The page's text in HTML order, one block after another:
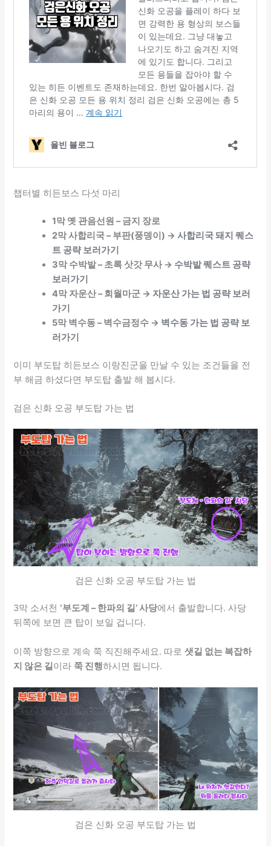
챕터별 히든보스 다섯 마리
1막 옛 관음선원 – 금지 장로
2막 사합리국 – 부판(풍뎅이) →사합리국 돼지 퀘스
트 공략 보러가기
3막 수박밭 – 초록 삿갓 무사 → 수박밭 퀘스트 공략
보러가기
4막 자운산 – 회월마군 →자운산 가는 법 공략 보러
가기
5막 벽수동 – 벽수금정수 → 벽수동 가는 법 공략 보
러가기
이미 부도탑 히든보스 이랑진군을 만날 수 있는 조건들을 전
부 해금 하셨다면 부도탑 출발 해 봅시다.
검은 신화 오공 부도탑 가는 법
검은 신화 오공 부도탑 가는 법
3막 소서천 ‘부도계 – 한파의 길’ 사당에서 출발합니다. 사당
뒤쪽에 보면 큰 탑이 보일 겁니다.
이쪽 방향으로 계속 쭉 직진해주세요. 따로샛길 없는 복잡하
지 않은 길이라 쭉 진행하시면 됩니다.
검은 신화 오공 부도탑 가는 법